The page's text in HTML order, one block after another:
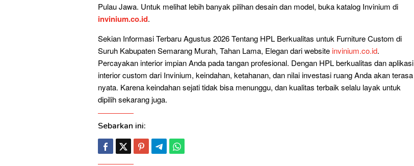
Pulau Jawa. Untuk melihat lebih banyak pilihan desain dan model, buka katalog Invinium di
invinium.co.id.
Sekian Informasi Terbaru Agustus 2026 Tentang HPL Berkualitas untuk Furniture Custom di
Suruh Kabupaten Semarang Murah, Tahan Lama, Elegan dari websiteinvinium.co.id.
Percayakan interior impian Anda pada tangan profesional. Dengan HPL berkualitas dan aplikasi
interior custom dari Invinium, keindahan, ketahanan, dan nilai investasi ruang Anda akan terasa
nyata. Karena keindahan sejati tidak bisa menunggu, dan kualitas terbaik selalu layak untuk
dipilih sekarang juga.
Sebarkan ini: